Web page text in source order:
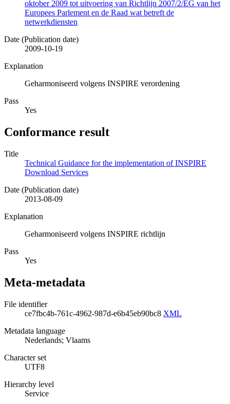
oktober 2009 tot uitvoering van Richtlijn 2007/2/EG van het
Europees Parlement en de Raad wat betreft de
netwerkdiensten
Date (Publication date)
2009-10-19
Explanation
Geharmoniseerd volgens INSPIRE verordening
Pass
Yes
Conformance result
Title
Technical Guidance for the implementation of INSPIRE
Download Services
Date (Publication date)
2013-08-09
Explanation
Geharmoniseerd volgens INSPIRE richtlijn
Pass
Yes
Meta-metadata
File identifier
ce7fbc4b-761c-4962-987d-e6b45eb90bc8 XML
Metadata language
Nederlands; Vlaams
Character set
UTF8
Hierarchy level
Service